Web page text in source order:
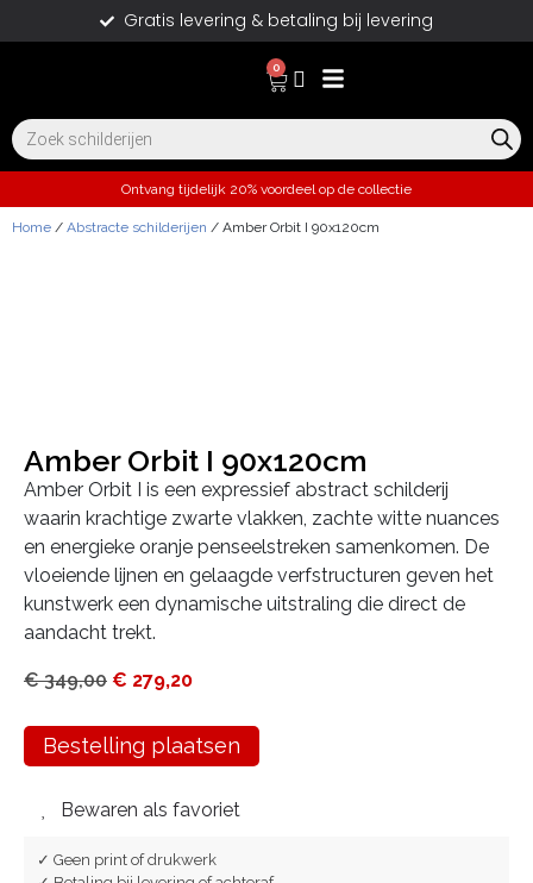
Gratis levering & betaling bij levering
0
Ontvang tijdelijk 20% voordeel op de collectie
Home / Abstracte schilderijen / Amber Orbit I 90x120cm
Amber Orbit I 90x120cm
Amber Orbit I is een expressief abstract schilderij
waarin krachtige zwarte vlakken, zachte witte nuances
en energieke oranje penseelstreken samenkomen. De
vloeiende lijnen en gelaagde verfstructuren geven het
kunstwerk een dynamische uitstraling die direct de
aandacht trekt.
€349,00 € 279,20
Bestelling plaatsen
Bewaren als favoriet
✓ Geen print of drukwerk